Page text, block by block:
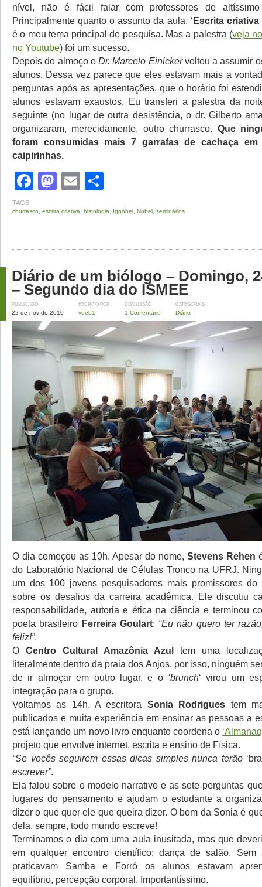
nível, não é fácil falar com professores de
Principalmente quanto o assunto da aula, ‘Escrita criativa
é o meu tema principal de pesquisa. Mas a palestra (veja
no Youtube) foi um sucesso.
Depois do almoço o Dr. Marcelo Einickervoltou a assumir
alunos. Dessa vez parece que eles estavam mais a
perguntas após as apresentações, que o horário foi
alunos estavam exaustos. Eu transferi a palestra da
seguinte (no lugar de outra desistência, o dr. Gilberto
organizaram, merecidamente, outro churrasco. Que
foram consumidas mais 7 garrafas de cachaça em
caipirinhas.
Facebook
Mastodon
Email
TAGS
churrasco escrita criativa histologia Ignóbel Nobel seminários
Diário de um biólogo – Domingo,
– Segundo dia do ISMEE
PUBLICADO
22 de nov de 2010
ESCRITO POR
vqeb1
DISCUSSÃO
1 Comentário
CATEGORIAS
Diário
O dia começou as 10h. Apesar do nome, Stevens Rehen
do Laboratório Nacional de Células Tronco na UFRJ.
um dos 100 jovens pesquisadores mais promissores do
sobre os desafios da carreira acadêmica. Ele discutiu
responsabilidade, autoria e ética na ciência e terminou
poeta brasileiro Ferreira Goulart: “Eu não quero ter
feliz!”.
O Centro Cultural Amazônia Azul tem uma
literalmente dentro da praia dos Anjos, por isso, ninguém
de ir almoçar em outro lugar, e o ‘brunch‘ virou um
integração para o grupo.
Voltamos as 14h. A escritora Sonia Rodrigues tem
publicados e muita experiência em ensinar as pessoas a
está lançando um novo livro enquanto coordena o
projeto que envolve internet, escrita e ensino de Física.
“Se vocês seguirem essas dicas simples nunca terão
escrever”.
Ela falou sobre o modelo narrativo e as sete perguntas
lugares do pensamento e ajudam o estudante a
dizer o que quer ele que queira dizer. O bom da Sonia é
dela, sempre, todo mundo escreve!
Terminamos o dia com uma aula inusitada, mas que
em qualquer encontro científico: dança de salão. Sem
praticavam Samba e Forró os alunos estavam
equilíbrio, percepção corporal. Importantíssimo.